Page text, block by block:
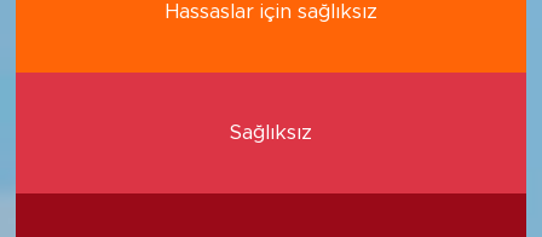
Hassaslar için sağlıksız
Sağlıksız